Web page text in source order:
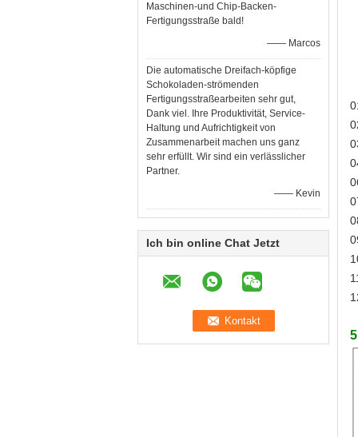
Maschinen-und Chip-Backen-
Fertigungsstraße bald!
—— Marcos
Die automatische Dreifach-köpfige
Schokoladen-strömenden
Fertigungsstraßearbeiten sehr gut,
Dank viel. Ihre Produktivität, Service-
Haltung und Aufrichtigkeit von
Zusammenarbeit machen uns ganz
sehr erfüllt. Wir sind ein verlässlicher
Partner.
—— Kevin
Ich bin online Chat Jetzt